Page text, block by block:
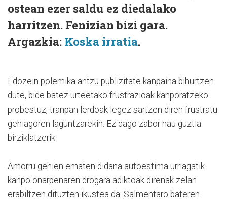
ostean ezer saldu ez diedalako
harritzen. Fenizian bizi gara.
Argazkia: Koska irratia.
Edozein polemika antzu publizitate kanpaina bihurtzen
dute, bide batez urteetako frustrazioak kanporatzeko
probestuz, tranpan lerdoak legez sartzen diren frustratu
gehiagoren laguntzarekin. Ez dago zabor hau guztia
birziklatzerik.
Amorru gehien ematen didana autoestima urriagatik
kanpo onarpenaren drogara adiktoak direnak zelan
erabiltzen dituzten ikustea da. Salmentaro bateren